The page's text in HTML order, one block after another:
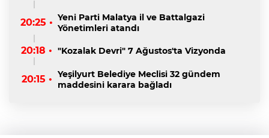
20:25 • Yeni Parti Malatya il ve Battalgazi
Yönetimleri atandı
20:18 • "Kozalak Devri" 7 Ağustos'ta Vizyonda
20:15 • Yeşilyurt Belediye Meclisi 32 gündem
maddesini karara bağladı